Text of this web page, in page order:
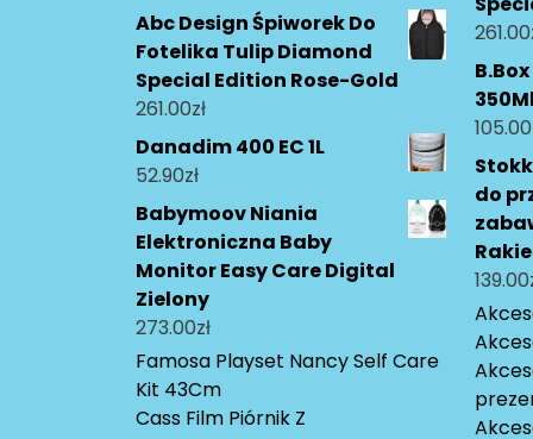
Abc Design Śpiworek Do
Fotelika Tulip Diamond
Special Edition Rose-Gold
261.00zł
Danadim 400 EC 1L
52.90zł
Babymoov Niania
Elektroniczna Baby
Monitor Easy Care Digital
Zielony
273.00zł
Famosa Playset Nancy Self Care
Kit 43Cm
Cass Film Piórnik Z
261.00
105.00
do
139.00